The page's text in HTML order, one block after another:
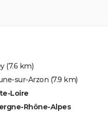
(7.6 km)
sur-Arzon (7.9 km)
Loire
Rhône-Alpes